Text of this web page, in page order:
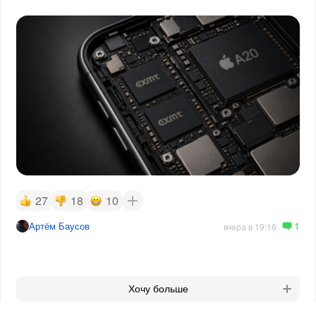
27 18 10
Артём Баусов вчера в 19:16 1
Хочу больше